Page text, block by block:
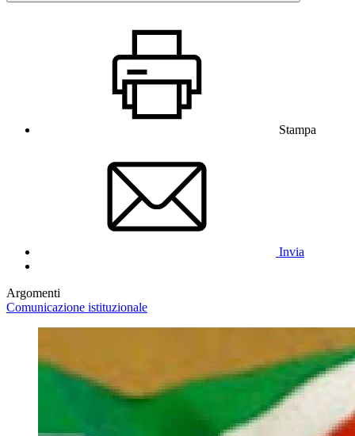
Stampa
Invia
Argomenti
Comunicazione istituzionale